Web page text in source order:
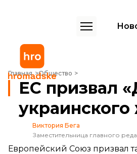
Главная Общество
ЕС призвал «ДНР» немедленно
ЕС призвал
Виктория Бега
Заместительница главного
Европейский Союз призвал